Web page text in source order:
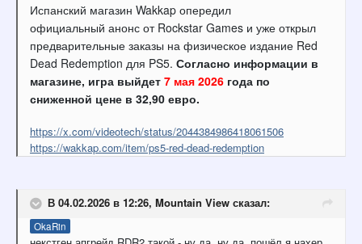
Испанский магазин Wakkap опередил
официальный анонс от Rockstar Games и уже открыл
предварительные заказы на физическое издание Red
Dead Redemption для PS5. Согласно информации в
магазине, игра выйдет 7 мая 2026 года по
сниженной цене в 32,90 евро.
https://x.com/videotech/status/2044384986418061506
https://wakkap.com/item/ps5-red-dead-redemption
В 04.02.2026 в 12:26, Mountain View сказал:
OkaRin